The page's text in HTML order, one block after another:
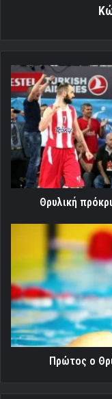
Θρυλική
πρόκριση
επί
της
Μπαρτσελόνα!
[Video]
Θρυλική
στο
Acropolis
Swim
Open!
Πρώτος ο